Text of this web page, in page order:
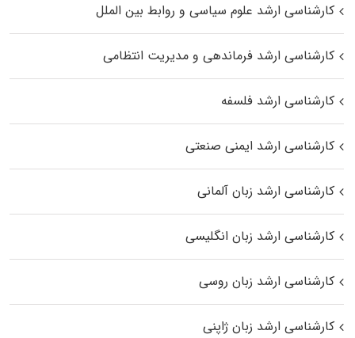
کارشناسی ارشد علوم سیاسی و روابط بین الملل
کارشناسی ارشد فرماندهی و مدیریت انتظامی
کارشناسی ارشد فلسفه
کارشناسی ارشد ایمنی صنعتی
کارشناسی ارشد زبان آلمانی
کارشناسی ارشد زبان انگلیسی
کارشناسی ارشد زبان روسی
کارشناسی ارشد زبان ژاپنی